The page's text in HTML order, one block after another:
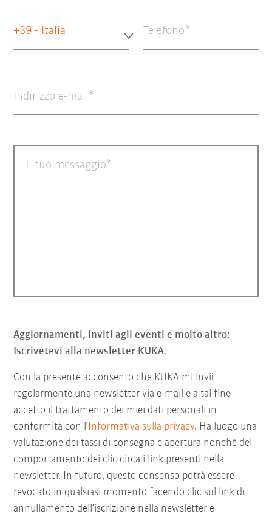
+39 - Italia Telefono
Indirizzo e-mail
Il tuo messaggio
Aggiornamenti, inviti agli eventi e molto altro:
Iscrivetevi alla newsletter KUKA.
Con la presente acconsento che KUKA mi invii
regolarmente una newsletter via e-mail e a tal fine
accetto il trattamento dei miei dati personali in
conformità con l’Informativa sulla privacy. Ha luogo una
valutazione dei tassi di consegna e apertura nonché del
comportamento dei clic circa i link presenti nella
newsletter. In futuro, questo consenso potrà essere
revocato in qualsiasi momento facendo clic sul link di
annullamento dell’iscrizione nella newsletter e